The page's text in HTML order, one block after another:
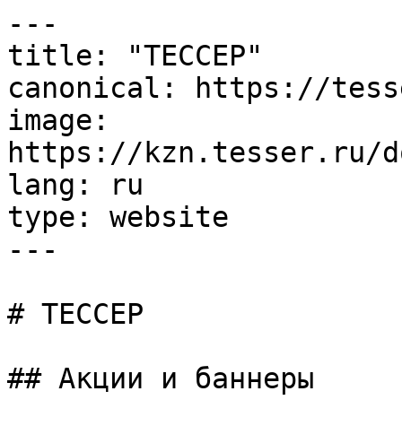
---
title: "ТЕССЕР"
canonical: https://
image:
https://kzn.tesser.ru/
lang: ru
type: website
---
# ТЕССЕР
## Акции и баннеры